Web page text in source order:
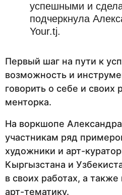
успешными и
подчеркнула
Your.tj.
Первый шаг на пути к
возможность и
говорить о себе и своих
менторка.
На воркшопе
участникам ряд
художники и арт-
Кыргызстана и
в своих работах, а
арт-тематику.